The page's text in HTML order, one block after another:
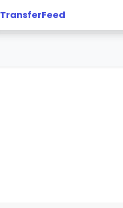
TransferFeed